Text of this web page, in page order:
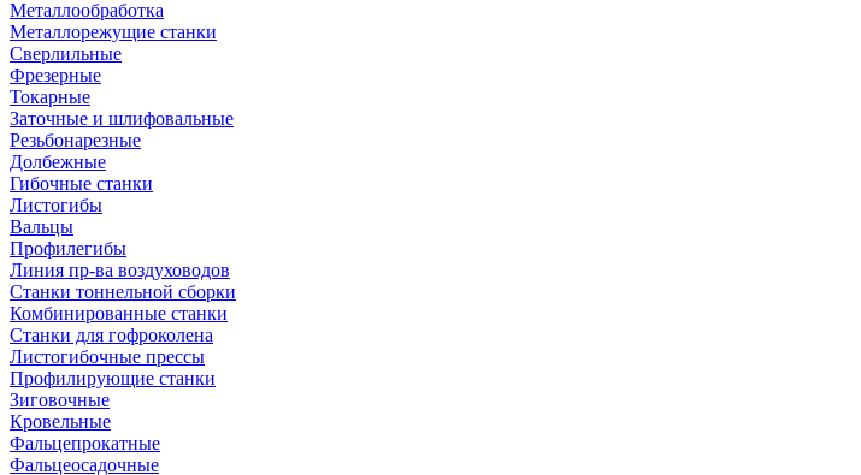
Металлообработка
Металлорежущие станки
Сверлильные
Фрезерные
Токарные
Заточные и шлифовальные
Резьбонарезные
Долбежные
Гибочные станки
Листогибы
Вальцы
Профилегибы
Линия пр-ва воздуховодов
Станки тоннельной сборки
Комбинированные станки
Станки для гофроколена
Листогибочные прессы
Профилирующие станки
Зиговочные
Кровельные
Фальцепрокатные
Фальцеосадочные